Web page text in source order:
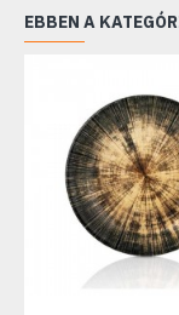
EBBEN A